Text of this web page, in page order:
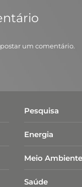
um comentário.
Pesquisa
Energia
Meio Ambiente
Saúde